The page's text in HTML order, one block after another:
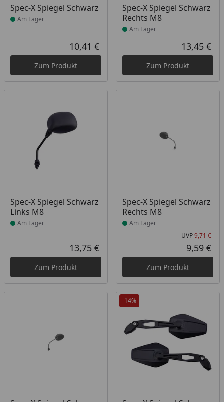
Spec-X Spiegel Schwarz
Produkt am Lager
Am Lager
Aktueller Preis
10,41 €
Zum Produkt
Spec-X Spiegel Schwarz
Rechts M8
Produkt am Lager
Am Lager
13,45 €
Zum Produkt
Spec-X Spiegel Schwarz
Links M8
Produkt am Lager
Am Lager
Aktueller Preis
13,75 €
Zum Produkt
Spec-X Spiegel Schwarz
Rechts M8
Produkt am Lager
Am Lager
UVP9,71 €
9,59 €
Zum Produkt
-14%